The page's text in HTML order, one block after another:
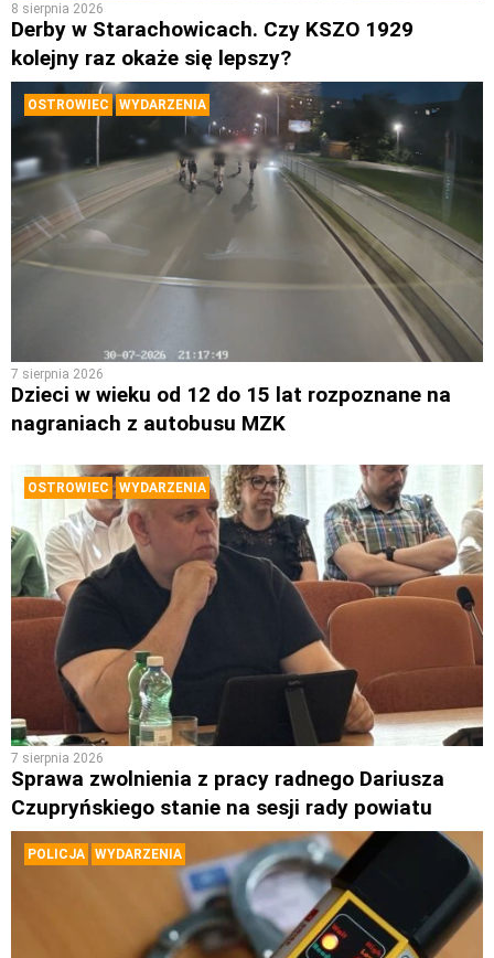
8 sierpnia 2026
Derby w Starachowicach. Czy KSZO 1929
kolejny raz okaże się lepszy?
OSTROWIEC WYDARZENIA
7 sierpnia 2026
Dzieci w wieku od 12 do 15 lat rozpoznane na
nagraniach z autobusu MZK
OSTROWIEC WYDARZENIA
7 sierpnia 2026
Sprawa zwolnienia z pracy radnego Dariusza
Czupryńskiego stanie na sesji rady powiatu
POLICJA WYDARZENIA